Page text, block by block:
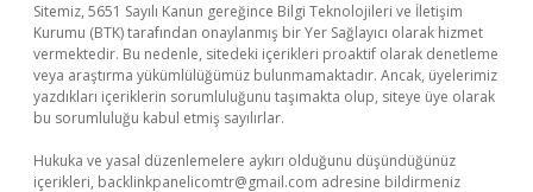
Sitemiz, 5651 Sayılı Kanun gereğince Bilgi Teknolojileri ve İletişim
Kurumu (BTK) tarafından onaylanmış bir Yer Sağlayıcı olarak hizmet
vermektedir. Bu nedenle, sitedeki içerikleri proaktif olarak denetleme
veya araştırma yükümlülüğümüz bulunmamaktadır. Ancak, üyelerimiz
yazdıkları içeriklerin sorumluluğunu taşımakta olup, siteye üye olarak
bu sorumluluğu kabul etmiş sayılırlar.
Hukuka ve yasal düzenlemelere aykırı olduğunu düşündüğünüz
içerikleri, backlinkpanelicomtr@gmail.com adresine bildirmeniz